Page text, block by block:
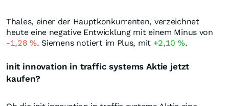
Thales, einer der Hauptkonkurrenten, verzeichnet
heute eine negative Entwicklung mit einem Minus von
-1,28%. Siemens notiert im Plus, mit +2,10 %.
init innovation in traffic systems Aktie jetzt
kaufen?